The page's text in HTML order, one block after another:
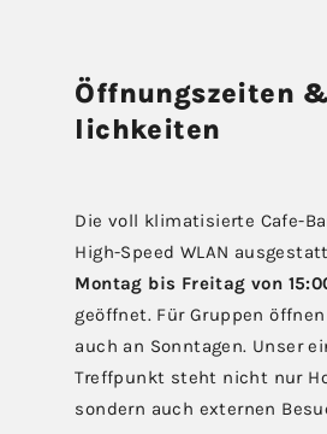
Öffnungs­zeiten
lich­keiten
Die voll klimatisierte Cafe-
High-Speed WLAN
Montag bis Freitag von
geöffnet. Für Gruppen
auch an Sonntagen. Unser
Treffpunkt steht nicht nur
sondern auch externen